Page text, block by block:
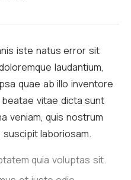
iste natus error sit
laudantium,
quae ab illo inventore
vitae dicta sunt
veniam, quis nostrum
laboriosam.
quia voluptas sit.